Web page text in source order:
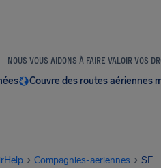
NOUS VOUS AIDONS À FAIRE VALOIR VOS
Couvre des routes aériennes
Compagnies-aeriennes SF